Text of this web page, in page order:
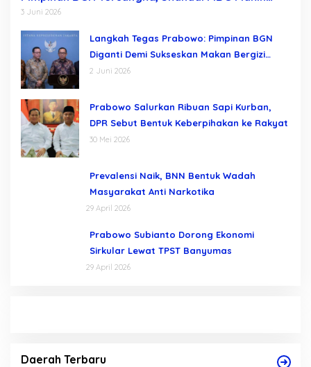
Terkuak Usai Dadan Hindayana Dicopot
3 Juni 2026
Langkah Tegas Prabowo: Pimpinan BGN
Diganti Demi Sukseskan Makan Bergizi
Gratis
2 Juni 2026
Prabowo Salurkan Ribuan Sapi Kurban,
DPR Sebut Bentuk Keberpihakan ke Rakyat
30 Mei 2026
Prevalensi Naik, BNN Bentuk Wadah
Masyarakat Anti Narkotika
29 April 2026
Prabowo Subianto Dorong Ekonomi
Sirkular Lewat TPST Banyumas
29 April 2026
Daerah Terbaru